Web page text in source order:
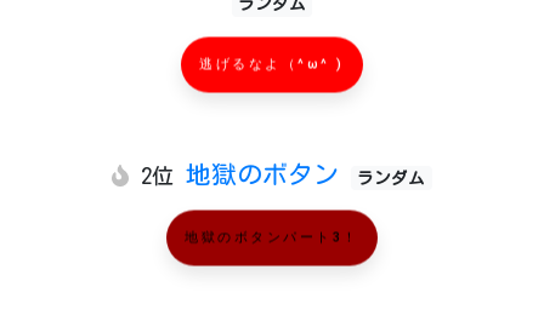
ランダム
逃げるなよ（^ω^ )
2位 地獄のボタン ランダム
地獄のボタンパート3！